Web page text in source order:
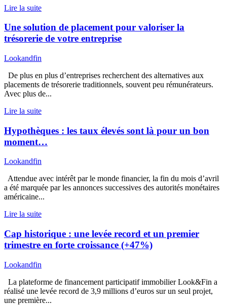
Lire la suite
Une solution de placement pour valoriser la
trésorerie de votre entreprise
Lookandfin
De plus en plus d’entreprises recherchent des alternatives aux
placements de trésorerie traditionnels, souvent peu rémunérateurs.
Avec plus de...
Lire la suite
Hypothèques : les taux élevés sont là pour un bon
moment…
Lookandfin
Attendue avec intérêt par le monde financier, la fin du mois d’avril
a été marquée par les annonces successives des autorités monétaires
américaine...
Lire la suite
Cap historique : une levée record et un premier
trimestre en forte croissance (+47%)
Lookandfin
La plateforme de financement participatif immobilier Look&Fin a
réalisé une levée record de 3,9 millions d’euros sur un seul projet,
une première...